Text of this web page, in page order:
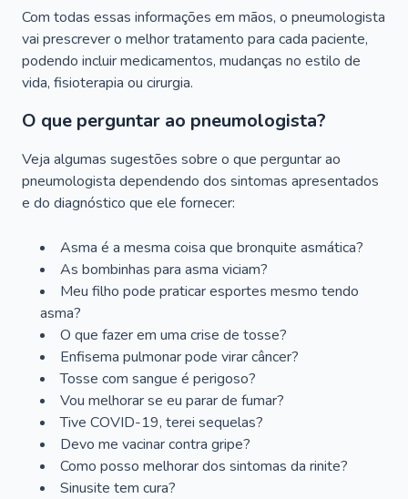
Com todas essas informações em mãos, o pneumologista
vai prescrever o melhor tratamento para cada paciente,
podendo incluir medicamentos, mudanças no estilo de
vida, fisioterapia ou cirurgia.
O que perguntar ao pneumologista?
Veja algumas sugestões sobre o que perguntar ao
pneumologista dependendo dos sintomas apresentados
e do diagnóstico que ele fornecer:
Asma é a mesma coisa que bronquite asmática?
As bombinhas para asma viciam?
Meu filho pode praticar esportes mesmo tendo
asma?
O que fazer em uma crise de tosse?
Enfisema pulmonar pode virar câncer?
Tosse com sangue é perigoso?
Vou melhorar se eu parar de fumar?
Tive COVID-19, terei sequelas?
Devo me vacinar contra gripe?
Como posso melhorar dos sintomas da rinite?
Sinusite tem cura?